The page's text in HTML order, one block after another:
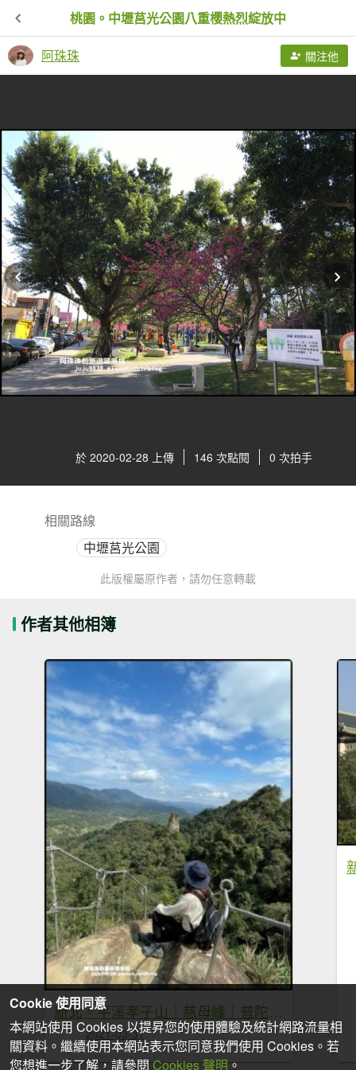
桃園。中壢莒光公園八重櫻熱烈綻放中
阿珠珠 關注他
於 2020-02-28 上傳 146 次點閱 0 次拍手
相關路線
中壢莒光公園
此版權屬原作者，請勿任意轉載
作者其他相簿
新北。平溪孝子山｜慈母峰｜普陀山一次挑戰三個刺激攀岩展望佳的小山峰
2021-03-31
Cookie 使用同意
本網站使用 Cookies 以提昇您的使用體驗及統計網路流量相
關資料。繼續使用本網站表示您同意我們使用 Cookies。若
您想進一步了解，請參閱 Cookies 聲明 。